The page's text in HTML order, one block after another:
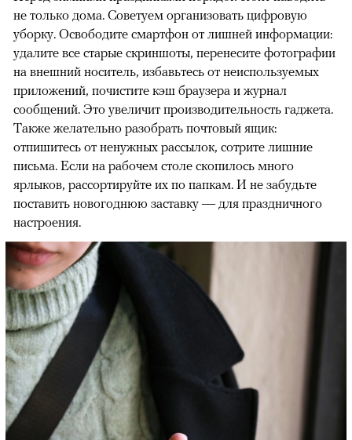
не только дома. Советуем организовать цифровую
уборку. Освободите смартфон от лишней информации:
удалите все старые скриншоты, перенесите фотографии
на внешний носитель, избавьтесь от неиспользуемых
приложений, почистите кэш браузера и журнал
сообщений. Это увеличит производительность гаджета.
Также желательно разобрать почтовый ящик:
отпишитесь от ненужных рассылок, сотрите лишние
письма. Если на рабочем столе скопилось много
ярлыков, рассортируйте их по папкам. И не забудьте
поставить новогоднюю заставку — для праздничного
настроения.